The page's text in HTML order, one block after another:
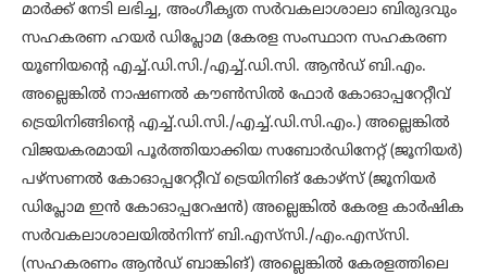
മാര്‍ക്ക് നേടി ലഭിച്ച, അംഗീകൃത സര്‍വകലാശാലാ ബിരുദവും
സഹകരണ ഹയര്‍ ഡിപ്ലോമ (കേരള സംസ്ഥാന സഹകരണ
യൂണിയന്റെ എച്ച്.ഡി.സി./എച്ച്.ഡി.സി. ആന്‍ഡ് ബി.എം.
അല്ലെങ്കില്‍ നാഷണല്‍ കൗണ്‍സില്‍ ഫോര്‍ കോഓപ്പറേറ്റീവ്
ട്രെയിനിങ്ങിന്റെ എച്ച്.ഡി.സി./എച്ച്.ഡി.സി.എം.) അല്ലെങ്കില്‍
വിജയകരമായി പൂര്‍ത്തിയാക്കിയ സബോര്‍ഡിനേറ്റ് (ജൂനിയര്‍)
പഴ്‌സണല്‍ കോഓപ്പറേറ്റീവ് ട്രെയിനിങ് കോഴ്‌സ് (ജൂനിയര്‍
ഡിപ്ലോമ ഇന്‍ കോഓപ്പറേഷന്‍) അല്ലെങ്കില്‍ കേരള കാര്‍ഷിക
സര്‍വകലാശാലയില്‍നിന്ന് ബി.എസ്‌സി./എം.എസ്‌സി.
(സഹകരണം ആന്‍ഡ് ബാങ്കിങ്) അല്ലെങ്കില്‍ കേരളത്തിലെ